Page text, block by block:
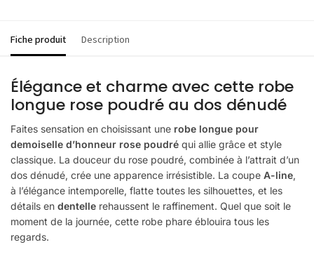
Fiche produit Description
Élégance et charme avec cette robe
longue rose poudré au dos dénudé
Faites sensation en choisissant une robe longue pour
demoiselle d’honneur rose poudré qui allie grâce et style
classique. La douceur du rose poudré, combinée à l’attrait d’un
dos dénudé, crée une apparence irrésistible. La coupe A-line,
à l’élégance intemporelle, flatte toutes les silhouettes, et les
détails en dentelle rehaussent le raffinement. Quel que soit le
moment de la journée, cette robe phare éblouira tous les
regards.